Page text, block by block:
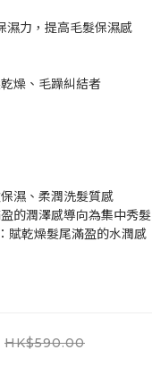
濕力，提高毛髮保濕感
燥、毛躁糾結者
濕、柔潤洗髮質感
的潤澤感導向為集中秀髮
賦乾燥髮尾滿盈的水潤感
HK$590.00